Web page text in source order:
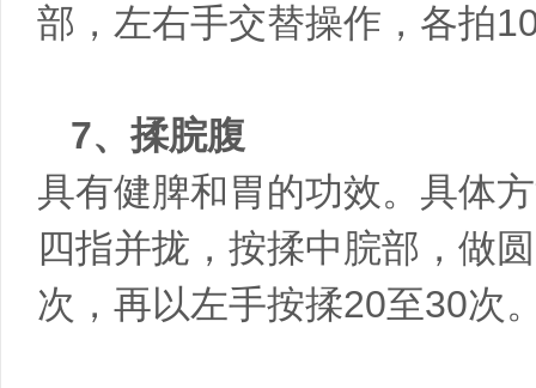
部，左右手交替操作，各拍
7、揉脘腹
具有健脾和胃的功效。具体
四指并拢，按揉中脘部，做
次，再以左手按揉20至30次